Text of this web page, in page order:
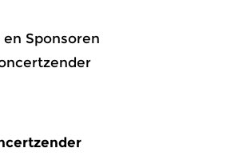
Sponsoren